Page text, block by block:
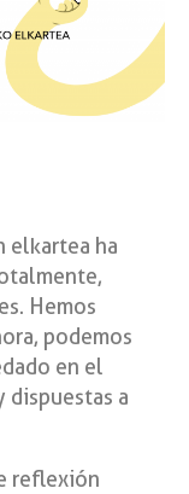
elkartea ha
Hemos
podemos
en el
dispuestas a
reflexión